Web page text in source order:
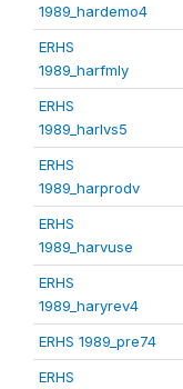
1989_hardemo4
ERHS
1989_harfmly
ERHS
1989_harlvs5
ERHS
1989_harprodv
ERHS
1989_harvuse
ERHS
1989_haryrev4
ERHS 1989_pre74
ERHS